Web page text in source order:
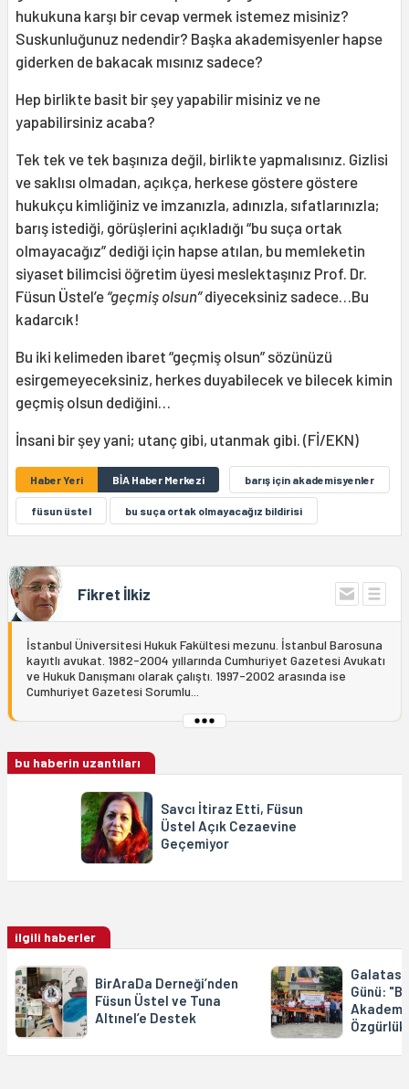
hukukuna karşı bir cevap vermek istemez misiniz?
Suskunluğunuz nedendir? Başka akademisyenler hapse
giderken de bakacak mısınız sadece?
Hep birlikte basit bir şey yapabilir misiniz ve ne
yapabilirsiniz acaba?
Tek tek ve tek başınıza değil, birlikte yapmalısınız. Gizlisi
ve saklısı olmadan, açıkça, herkese göstere göstere
hukukçu kimliğiniz ve imzanızla, adınızla, sıfatlarınızla;
barış istediği, görüşlerini açıkladığı “bu suça ortak
olmayacağız” dediği için hapse atılan, bu memleketin
siyaset bilimcisi öğretim üyesi meslektaşınız Prof. Dr.
Füsun Üstel’e “geçmiş olsun”diyeceksiniz sadece…Bu
kadarcık!
Bu iki kelimeden ibaret “geçmiş olsun” sözünüzü
esirgemeyeceksiniz, herkes duyabilecek ve bilecek kimin
geçmiş olsun dediğini…
İnsani bir şey yani; utanç gibi, utanmak gibi. (Fİ/EKN)
Haber Yeri BİA Haber Merkezi barış için akademisyenler
füsun üstel bu suça ortak olmayacağız bildirisi
Fikret İlkiz
İstanbul Üniversitesi Hukuk Fakültesi mezunu. İstanbul Barosuna
kayıtlı avukat. 1982-2004 yıllarında Cumhuriyet Gazetesi Avukatı
ve Hukuk Danışmanı olarak çalıştı. 1997-2002 arasında ise
Cumhuriyet Gazetesi Sorumlu...
bu haberin uzantıları
Savcı İtiraz Etti, Füsun
Üstel Açık Cezaevine
Geçemiyor
ilgili haberler
BirAraDa Derneği’nden
Füsun Üstel ve Tuna
Altınel’e Destek
Günü: